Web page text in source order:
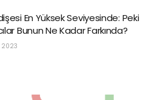
En Yüksek Seviyesinde: Peki
Bunun Ne Kadar Farkında?
2023